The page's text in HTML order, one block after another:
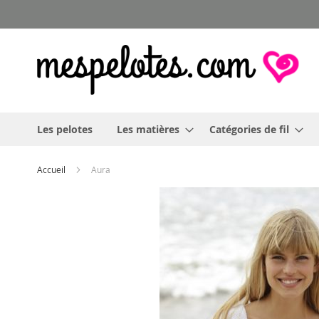
au
Les pelotes Les matières Catégories de fil
Accueil Aura